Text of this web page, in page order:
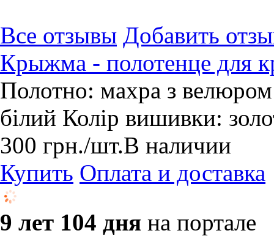
Все отзывы Добавить
Крыжма - полотенце для
Полотно: махра з
білий Колір вишивки:
300 грн./шт.В наличии
Купить Оплата и доставка
9 лет 104 дня на портале